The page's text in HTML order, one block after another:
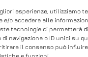
esperienze, utilizziamo
e/o accedere alle
tecnologie ci permetterà
navigazione o ID unici su
il consenso può